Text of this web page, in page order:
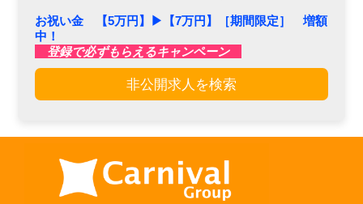
お祝い金 【5万円】▶︎【7万円】［期間限定］ 増額
中！
登録で必ずもらえるキャンペーン
非公開求人を検索